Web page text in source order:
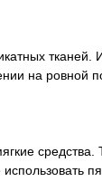
тканей.
на ровной
средства.